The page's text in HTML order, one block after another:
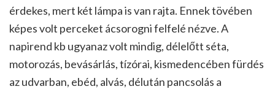
érdekes, mert két lámpa is van rajta. Ennek tövében
képes volt perceket ácsorogni felfelé nézve. A
napirend kb ugyanaz volt mindig, délelőtt séta,
motorozás, bevásárlás, tízórai, kismedencében fürdés
az udvarban, ebéd, alvás, délután pancsolás a